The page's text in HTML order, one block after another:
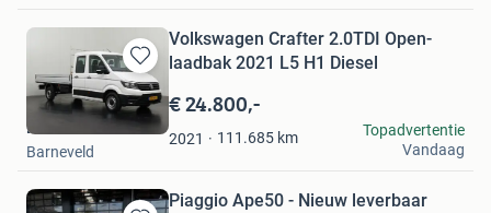
Bewaren
in
Mijn
Favorieten
Volkswagen Crafter 2.0TDI Open-
laadbak 2021 L5 H1 Diesel
€ 24.800,-
2021 111.685 km
Dutchvans.com
Barneveld
Topadvertentie
Vandaag
Piaggio Ape50 - Nieuw leverbaar